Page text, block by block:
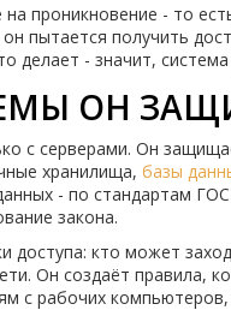
проникновение - то
пытается получить
делает - значит,
ОН
с серверами. Он
хранилища, базы
- по стандартам
закона.
доступа: кто может
Он создаёт правила,
с рабочих